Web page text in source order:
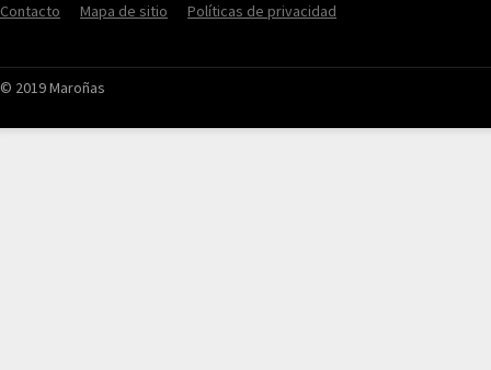
Contacto Mapa de sitio Políticas de privacidad
© 2019 Maroñas